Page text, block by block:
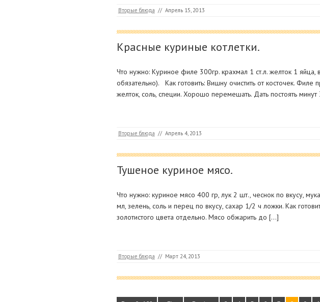
Вторые блюда // Апрель 15, 2013
Красные куриные котлетки.
Что нужно: Куриное филе 300гр. крахмал 1 ст.л. желток 1
обязательно). Как готовить: Вишну очистить от косточек.
желток, соль, специи. Хорошо перемешать. Дать постоять
Вторые блюда // Апрель 4, 2013
Тушеное куриное мясо.
Что нужно: куриное мясо 400 гр, лук 2 шт., чеснок по вкусу,
мл, зелень, соль и перец по вкусу, сахар 1/2 ч ложки. Как
золотистого цвета отдельно. Мясо обжарить до […]
Вторые блюда // Март 24, 2013